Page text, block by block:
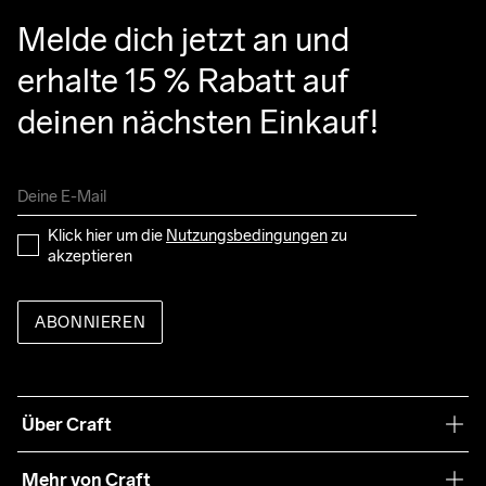
Melde dich jetzt an und
erhalte 15 % Rabatt auf
deinen nächsten Einkauf!
Klick hier um die Nutzungsbedingungen zu
akzeptieren
ABONNIEREN
Über Craft
Mehr von Craft